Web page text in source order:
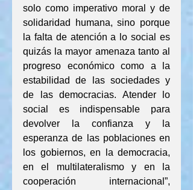
solo como imperativo moral y de
solidaridad humana, sino porque
la falta de atención a lo social es
quizás la mayor amenaza tanto al
progreso económico como a la
estabilidad de las sociedades y
de las democracias. Atender lo
social es indispensable para
devolver la confianza y la
esperanza de las poblaciones en
los gobiernos, en la democracia,
en el multilateralismo y en la
cooperación internacional”,